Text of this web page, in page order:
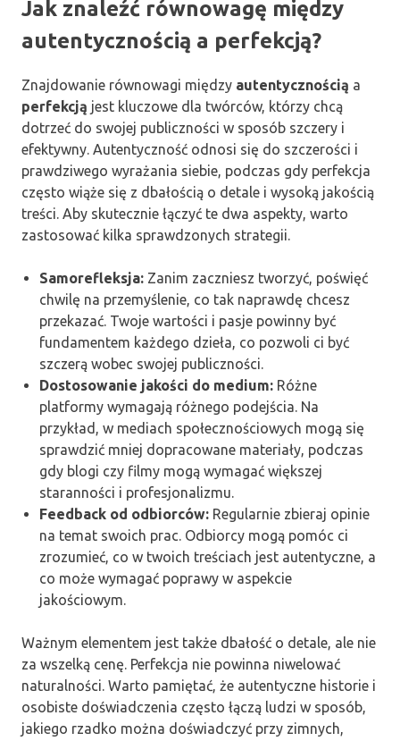
Jak znaleźć równowagę między
autentycznością a perfekcją?
Znajdowanie równowagi między autentycznością a
perfekcją jest kluczowe dla twórców, którzy chcą
dotrzeć do swojej publiczności w sposób szczery i
efektywny. Autentyczność odnosi się do szczerości i
prawdziwego wyrażania siebie, podczas gdy perfekcja
często wiąże się z dbałością o detale i wysoką jakością
treści. Aby skutecznie łączyć te dwa aspekty, warto
zastosować kilka sprawdzonych strategii.
Samorefleksja: Zanim zaczniesz tworzyć, poświęć
chwilę na przemyślenie, co tak naprawdę chcesz
przekazać. Twoje wartości i pasje powinny być
fundamentem każdego dzieła, co pozwoli ci być
szczerą wobec swojej publiczności.
Dostosowanie jakości do medium: Różne
platformy wymagają różnego podejścia. Na
przykład, w mediach społecznościowych mogą się
sprawdzić mniej dopracowane materiały, podczas
gdy blogi czy filmy mogą wymagać większej
staranności i profesjonalizmu.
Feedback od odbiorców: Regularnie zbieraj opinie
na temat swoich prac. Odbiorcy mogą pomóc ci
zrozumieć, co w twoich treściach jest autentyczne, a
co może wymagać poprawy w aspekcie
jakościowym.
Ważnym elementem jest także dbałość o detale, ale nie
za wszelką cenę. Perfekcja nie powinna niwelować
naturalności. Warto pamiętać, że autentyczne historie i
osobiste doświadczenia często łączą ludzi w sposób,
jakiego rzadko można doświadczyć przy zimnych,